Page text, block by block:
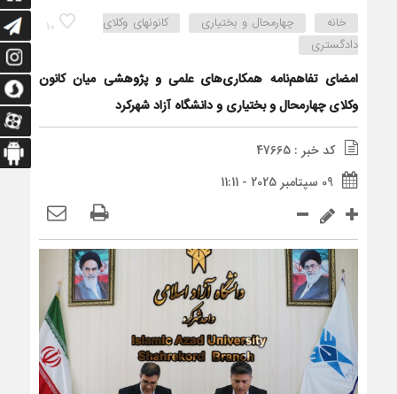
10 خانه چهارمحال و بختیاری
کانونهای وکلای
دادگستری
امضای تفاهم‌نامه همکاری‌های علمی و پژوهشی میان کانون
وکلای چهارمحال و بختیاری و دانشگاه آزاد شهرکرد
کد خبر : 47665
09 سپتامبر 2025 - 11:11